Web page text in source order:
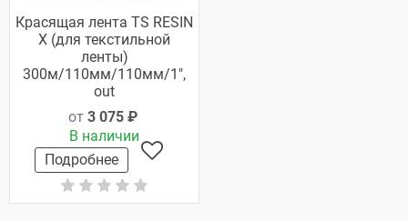
Красящая лента TS RESIN
X (для текстильной
ленты)
300м/110мм/110мм/1",
out
от 3 075 ₽
В наличии
Подробнее